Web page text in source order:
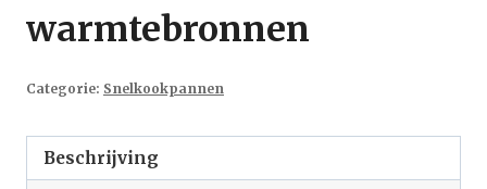
warmtebronnen
Categorie: Snelkookpannen
Beschrijving